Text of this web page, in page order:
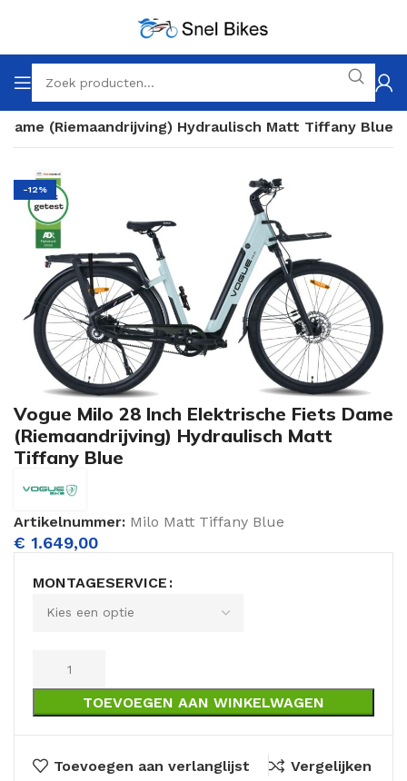
(Riemaandrijving) Hydraulisch Matt Tiffany Blue
-12%
Vogue Milo 28 Inch Elektrische Fiets Dame
(Riemaandrijving) Hydraulisch Matt
Tiffany Blue
Artikelnummer: Milo Matt Tiffany Blue
€ 1.649,00
MONTAGESERVICE
TOEVOEGEN AAN WINKELWAGEN
Toevoegen aan verlanglijst Vergelijken